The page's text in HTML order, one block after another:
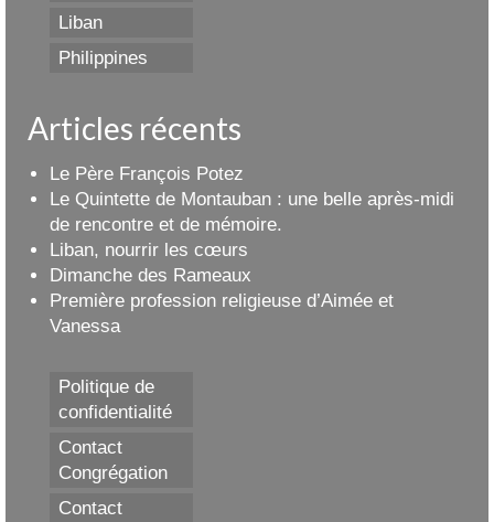
Liban
Philippines
Articles récents
Le Père François Potez
Le Quintette de Montauban : une belle après-midi
de rencontre et de mémoire.
Liban, nourrir les cœurs
Dimanche des Rameaux
Première profession religieuse d’Aimée et
Vanessa
Politique de
confidentialité
Contact
Congrégation
Contact